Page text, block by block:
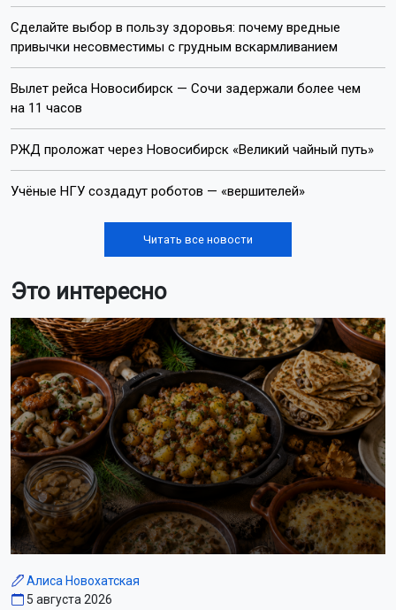
Сделайте выбор в пользу здоровья: почему вредные
привычки несовместимы с грудным вскармливанием
Вылет рейса Новосибирск — Сочи задержали более чем
на 11 часов
РЖД проложат через Новосибирск «Великий чайный путь»
Учёные НГУ создадут роботов — «вершителей»
Читать все новости
Это интересно
Алиса Новохатская
5 августа 2026